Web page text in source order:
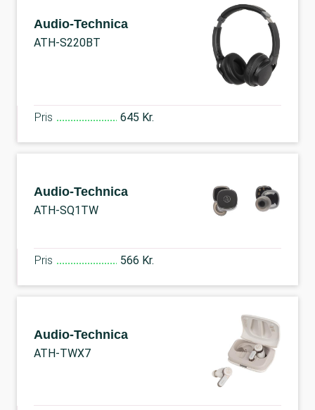
Audio-Technica
ATH-S220BT
Pris 645 Kr.
Audio-Technica
ATH-SQ1TW
Pris 566 Kr.
Audio-Technica
ATH-TWX7